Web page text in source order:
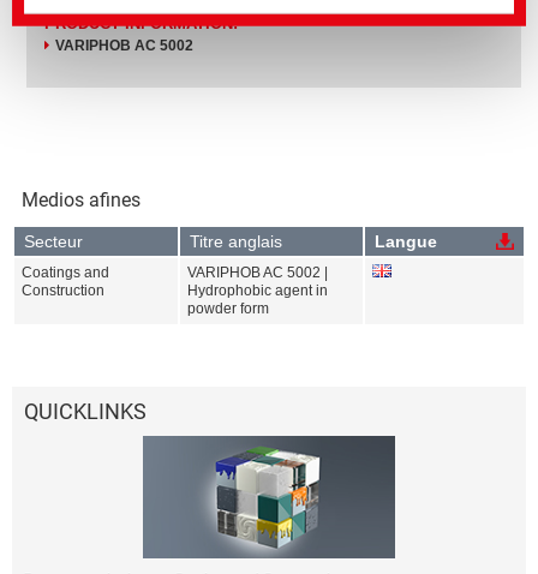
PRODUCT INFORMATION:
VARIPHOB AC 5002
Medios afines
Secteur Titre anglais Langue
Coatings and
Construction
VARIPHOB AC 5002 |
Hydrophobic agent in
powder form
QUICKLINKS